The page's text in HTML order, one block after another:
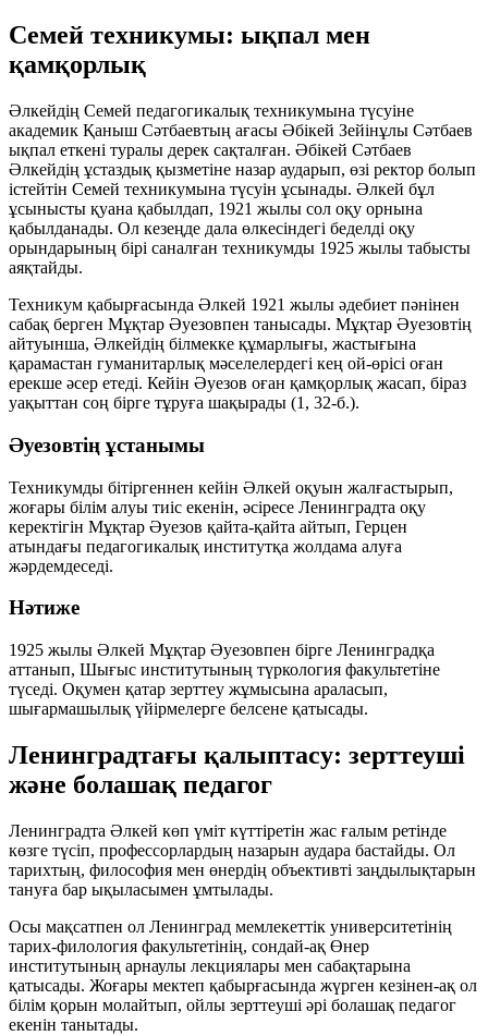
Семей техникумы: ықпал мен
қамқорлық
Әлкейдің Семей педагогикалық техникумына түсуіне
академик Қаныш Сәтбаевтың ағасы Әбікей Зейінұлы Сәтбаев
ықпал еткені туралы дерек сақталған. Әбікей Сәтбаев
Әлкейдің ұстаздық қызметіне назар аударып, өзі ректор болып
істейтін Семей техникумына түсуін ұсынады. Әлкей бұл
ұсынысты қуана қабылдап, 1921 жылы сол оқу орнына
қабылданады. Ол кезеңде дала өлкесіндегі беделді оқу
орындарының бірі саналған техникумды 1925 жылы табысты
аяқтайды.
Техникум қабырғасында Әлкей 1921 жылы әдебиет пәнінен
сабақ берген Мұқтар Әуезовпен танысады. Мұқтар Әуезовтің
айтуынша, Әлкейдің білмекке құмарлығы, жастығына
қарамастан гуманитарлық мәселелердегі кең ой-өрісі оған
ерекше әсер етеді. Кейін Әуезов оған қамқорлық жасап, біраз
уақыттан соң бірге тұруға шақырады (1, 32-б.).
Әуезовтің ұстанымы
Техникумды бітіргеннен кейін Әлкей оқуын жалғастырып,
жоғары білім алуы тиіс екенін, әсіресе Ленинградта оқу
керектігін Мұқтар Әуезов қайта-қайта айтып, Герцен
атындағы педагогикалық институтқа жолдама алуға
жәрдемдеседі.
Нәтиже
1925 жылы Әлкей Мұқтар Әуезовпен бірге Ленинградқа
аттанып, Шығыс институтының түркология факультетіне
түседі. Оқумен қатар зерттеу жұмысына араласып,
шығармашылық үйірмелерге белсене қатысады.
Ленинградтағы қалыптасу: зерттеуші
және болашақ педагог
Ленинградта Әлкей көп үміт күттіретін жас ғалым ретінде
көзге түсіп, профессорлардың назарын аудара бастайды. Ол
тарихтың, философия мен өнердің объективті заңдылықтарын
тануға бар ықыласымен ұмтылады.
Осы мақсатпен ол Ленинград мемлекеттік университетінің
тарих-филология факультетінің, сондай-ақ Өнер
институтының арнаулы лекциялары мен сабақтарына
қатысады. Жоғары мектеп қабырғасында жүрген кезінен-ақ ол
білім қорын молайтып, ойлы зерттеуші әрі болашақ педагог
екенін танытады.